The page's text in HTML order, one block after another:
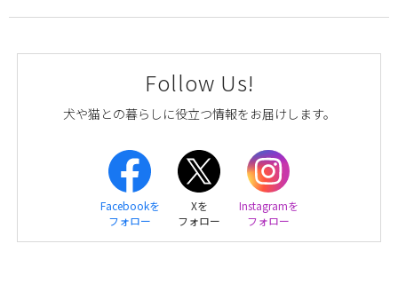
Follow Us!
犬や猫との暮らしに役立つ情報をお届けします。
Facebookを
フォロー
Xを
フォロー
Instagramを
フォロー